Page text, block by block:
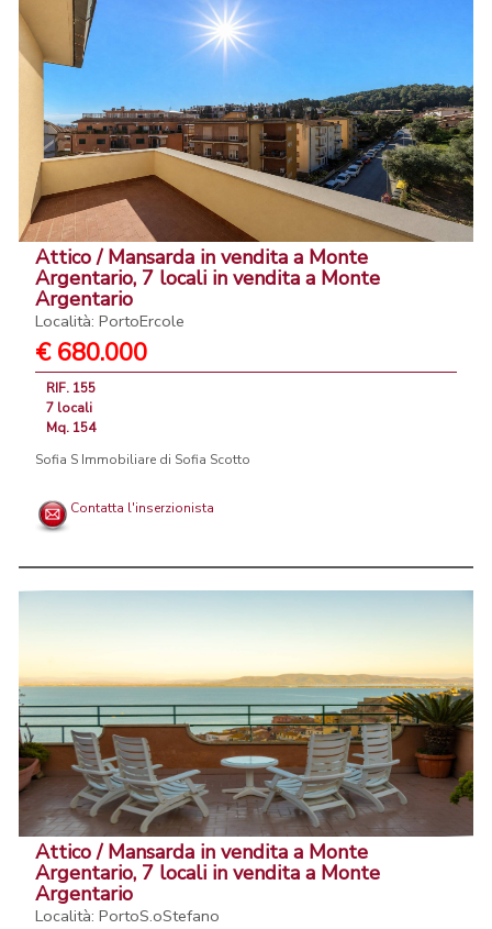
Attico / Mansarda in vendita a Monte
Argentario, 7 locali in vendita a Monte
Argentario
Località: PortoErcole
€ 680.000
RIF. 155
7 locali
Mq. 154
Sofia S Immobiliare di Sofia Scotto
Contatta l'inserzionista
Attico / Mansarda in vendita a Monte
Argentario, 7 locali in vendita a Monte
Argentario
Località: PortoS.oStefano